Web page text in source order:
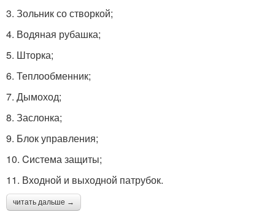
3. Зольник со створкой;
4. Водяная рубашка;
5. Шторка;
6. Теплообменник;
7. Дымоход;
8. Заслонка;
9. Блок управления;
10. Cистема защиты;
11. Входной и выходной патрубок.
читать дальше →